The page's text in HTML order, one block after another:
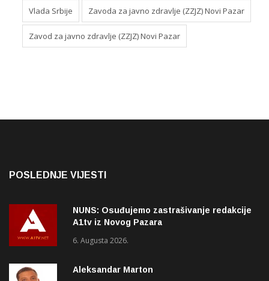
Vlada Srbije Zavoda za javno zdravlje (ZZJZ) Novi Pazar
Zavod za javno zdravlje (ZZJZ) Novi Pazar
POSLEDNJE VIJESTI
NUNS: Osuđujemo zastrašivanje redakcije
A1tv iz Novog Pazara
6. Augusta 2026.
Aleksandar Marton